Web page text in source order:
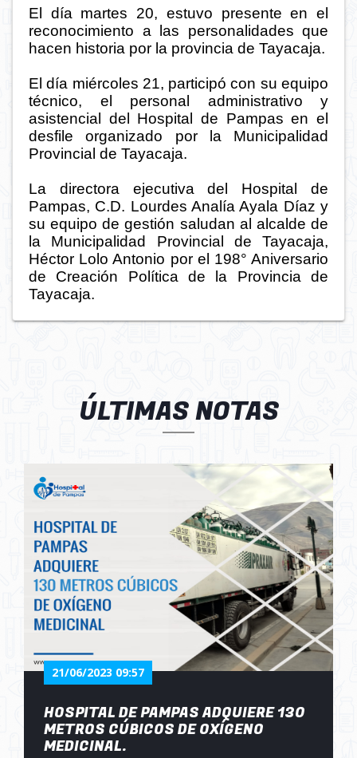
El día martes 20, estuvo presente en el
reconocimiento a las personalidades que
hacen historia por la provincia de Tayacaja.
El día miércoles 21, participó con su equipo
técnico, el personal administrativo y
asistencial del Hospital de Pampas en el
desfile organizado por la Municipalidad
Provincial de Tayacaja.
La directora ejecutiva del Hospital de
Pampas, C.D. Lourdes Analía Ayala Díaz y
su equipo de gestión saludan al alcalde de
la Municipalidad Provincial de Tayacaja,
Héctor Lolo Antonio por el 198° Aniversario
de Creación Política de la Provincia de
Tayacaja.
ÚLTIMAS NOTAS
21/06/2023 09:57
HOSPITAL DE PAMPAS ADQUIERE 130
METROS CÚBICOS DE OXÍGENO
MEDICINAL.